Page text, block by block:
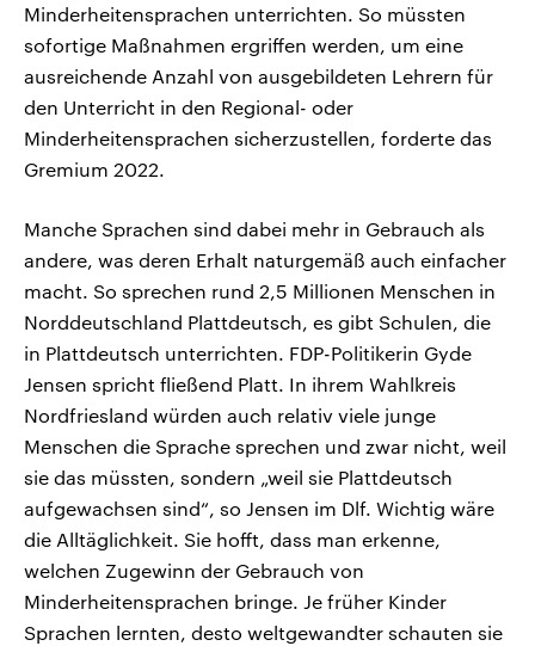
Minderheitensprachen unterrichten. So müssten
sofortige Maßnahmen ergriffen werden, um eine
ausreichende Anzahl von ausgebildeten Lehrern für
den Unterricht in den Regional- oder
Minderheitensprachen sicherzustellen, forderte das
Gremium 2022.
Manche Sprachen sind dabei mehr in Gebrauch als
andere, was deren Erhalt naturgemäß auch einfacher
macht. So sprechen rund 2,5 Millionen Menschen in
Norddeutschland Plattdeutsch, es gibt Schulen, die
in Plattdeutsch unterrichten. FDP-Politikerin Gyde
Jensen spricht fließend Platt. In ihrem Wahlkreis
Nordfriesland würden auch relativ viele junge
Menschen die Sprache sprechen und zwar nicht, weil
sie das müssten, sondern „weil sie Plattdeutsch
aufgewachsen sind“, so Jensen im Dlf. Wichtig wäre
die Alltäglichkeit. Sie hofft, dass man erkenne,
welchen Zugewinn der Gebrauch von
Minderheitensprachen bringe. Je früher Kinder
Sprachen lernten, desto weltgewandter schauten sie